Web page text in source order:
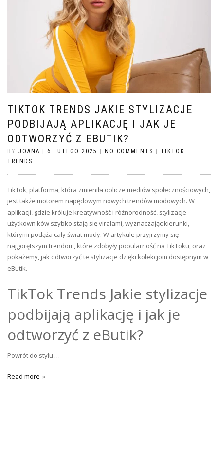
TIKTOK TRENDS JAKIE STYLIZACJE
PODBIJAJĄ APLIKACJĘ I JAK JE
ODTWORZYĆ Z EBUTIK?
BY JOANA | 6 LUTEGO 2025 | NO COMMENTS | TIKTOK
TRENDS
TikTok, platforma, która zmieniła oblicze mediów społecznościowych,
jest także motorem napędowym nowych trendów modowych. W
aplikacji, gdzie króluje kreatywność i różnorodność, stylizacje
użytkowników szybko stają się viralami, wyznaczając kierunki,
którymi podąża cały świat mody. W artykule przyjrzymy się
najgorętszym trendom, które zdobyły popularność na TikToku, oraz
pokażemy, jak odtworzyć te stylizacje dzięki kolekcjom dostępnym w
eButik.
TikTok Trends Jakie stylizacje
podbijają aplikację i jak je
odtworzyć z eButik?
Powrót do stylu …
Read more